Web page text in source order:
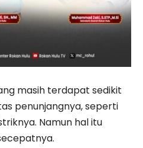
masih terdapat sedikit
penunjangnya, seperti
Namun hal itu